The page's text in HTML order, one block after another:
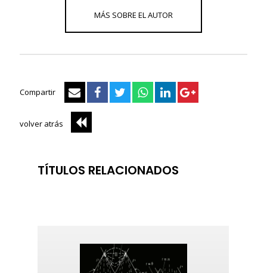
Compartir
volver atrás
TÍTULOS RELACIONADOS